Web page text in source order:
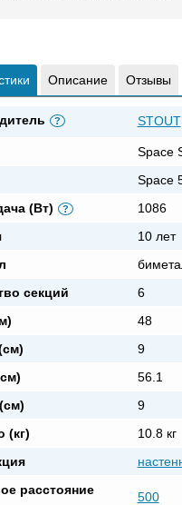
Описание Отзывы
? STOUT
Space
Space
(Вт)
?
1086
10 лет
секций
6
48
9
56.1
9
(кг)
10.8 кг
расстояние
500